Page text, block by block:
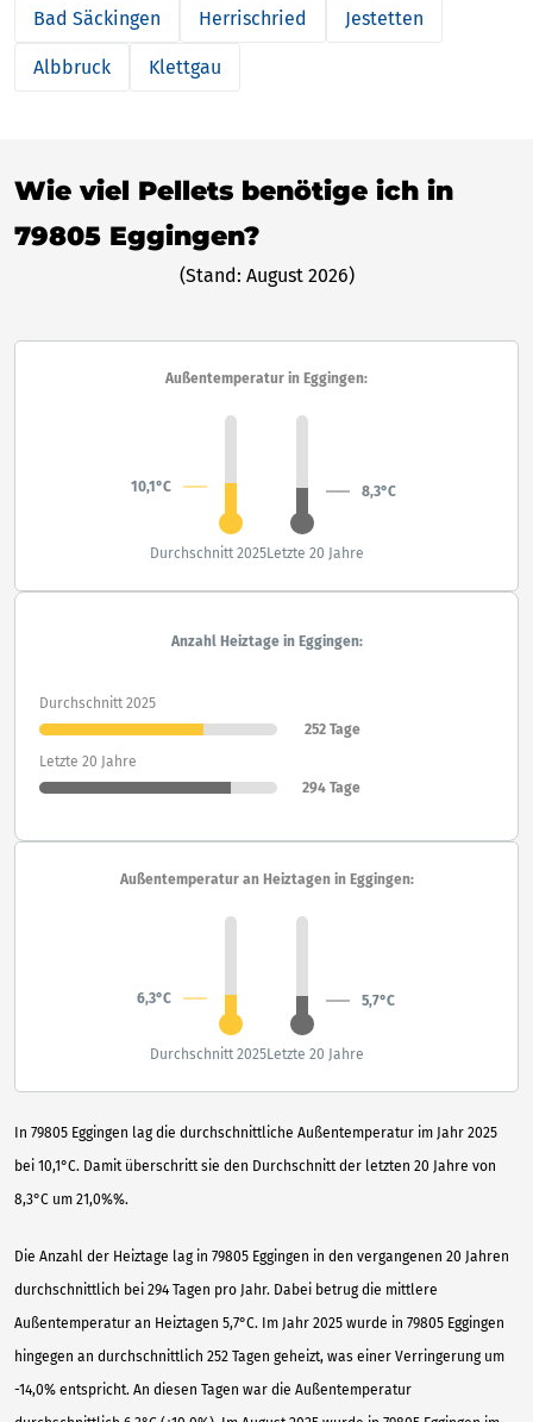
Bad Säckingen Herrischried Jestetten
Albbruck Klettgau
Wie viel Pellets benötige ich in
79805 Eggingen?
(Stand: August 2026)
In 79805 Eggingen lag die durchschnittliche Außentemperatur im Jahr 2025
bei 10,1°C. Damit überschritt sie den Durchschnitt der letzten 20 Jahre von
8,3°C um 21,0%%.
Die Anzahl der Heiztage lag in 79805 Eggingen in den vergangenen 20 Jahren
durchschnittlich bei 294 Tagen pro Jahr. Dabei betrug die mittlere
Außentemperatur an Heiztagen 5,7°C. Im Jahr 2025 wurde in 79805 Eggingen
hingegen an durchschnittlich 252 Tagen geheizt, was einer Verringerung um
-14,0% entspricht. An diesen Tagen war die Außentemperatur
Außentemperatur in Eggingen:
10,1°C 8,3°C
Durchschnitt 2025Letzte 20 Jahre
Anzahl Heiztage in Eggingen:
Durchschnitt 2025
252 Tage
Letzte 20 Jahre
294 Tage
Außentemperatur an Heiztagen in Eggingen:
6,3°C 5,7°C
Durchschnitt 2025Letzte 20 Jahre